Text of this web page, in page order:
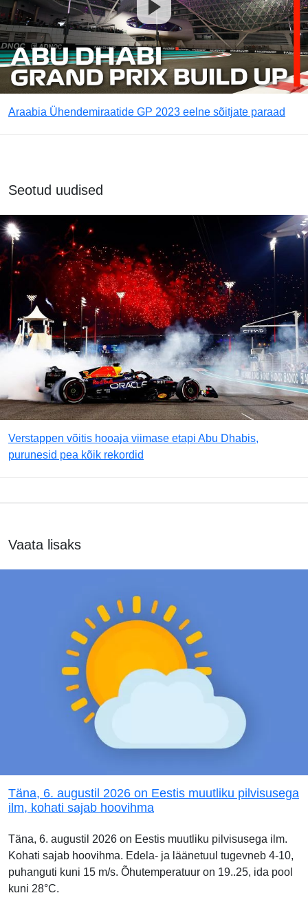
Araabia Ühendemiraatide GP 2023 eelne sõitjate paraad
Seotud uudised
Verstappen võitis hooaja viimase etapi Abu Dhabis,
purunesid pea kõik rekordid
Vaata lisaks
Täna, 6. augustil 2026 on Eestis muutliku pilvisusega
ilm, kohati sajab hoovihma
Täna, 6. augustil 2026 on Eestis muutliku pilvisusega ilm.
Kohati sajab hoovihma. Edela- ja läänetuul tugevneb 4-10,
puhanguti kuni 15 m/s. Õhutemperatuur on 19..25, ida pool
kuni 28°C.